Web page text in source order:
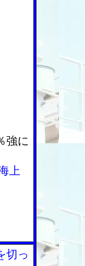
強に
上
切っ